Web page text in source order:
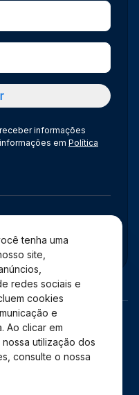
tenha uma
site,
redes sociais e
cookies
e
Ao clicar em
utilização dos
consulte o nossa
informações
em Política